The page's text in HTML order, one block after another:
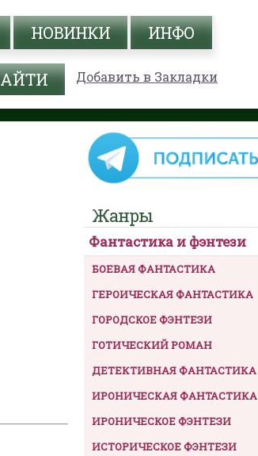
НОВИНКИ ИНФО
Добавить в Закладки
Жанры
Фантастика и фэнтези
БОЕВАЯ ФАНТАСТИКА
ГЕРОИЧЕСКАЯ ФАНТАСТИКА
ГОРОДСКОЕ ФЭНТЕЗИ
ГОТИЧЕСКИЙ РОМАН
ДЕТЕКТИВНАЯ ФАНТАСТИКА
ИРОНИЧЕСКАЯ ФАНТАСТИКА
ИРОНИЧЕСКОЕ ФЭНТЕЗИ
ИСТОРИЧЕСКОЕ ФЭНТЕЗИ